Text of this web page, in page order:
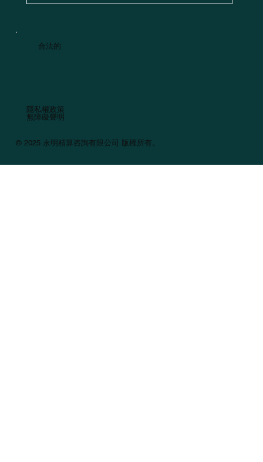
合法的
隱私權政策
無障礙聲明
© 2025 永明精算咨詢有限公司 版權所有。